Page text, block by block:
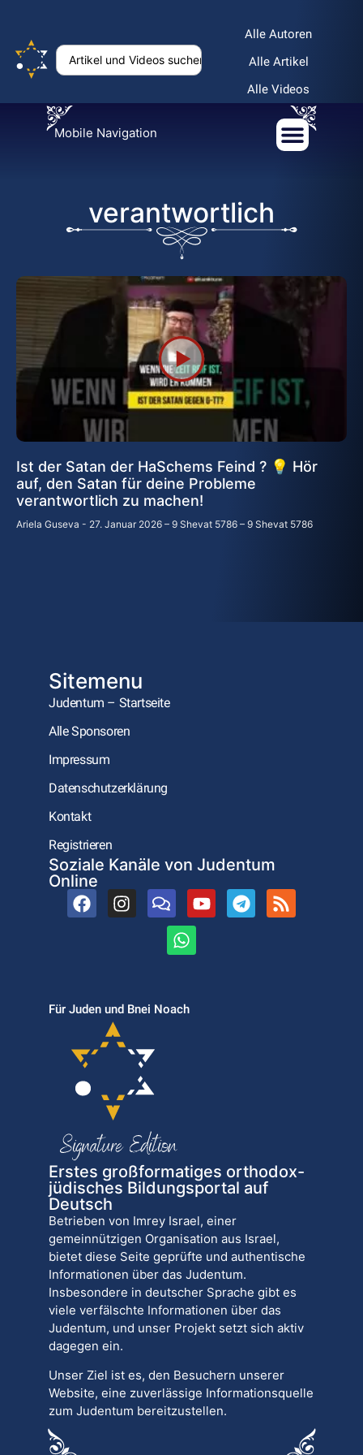
Alle Autoren
Alle Artikel
Alle Videos
Mobile Navigation
verantwortlich
Ist der Satan der HaSchems Feind ? 💡 Hör
auf, den Satan für deine Probleme
verantwortlich zu machen!
Ariela Guseva 27. Januar 2026 – 9 Shevat 5786 – 9 Shevat 5786
Sitemenu
Judentum – Startseite
Alle Sponsoren
Impressum
Datenschutzerklärung
Kontakt
Registrieren
Soziale Kanäle von Judentum
Online
Für Juden und Bnei Noach
Erstes großformatiges orthodox-
jüdisches Bildungsportal auf
Deutsch
Betrieben von Imrey Israel, einer
gemeinnützigen Organisation aus Israel,
bietet diese Seite geprüfte und authentische
Informationen über das Judentum.
Insbesondere in deutscher Sprache gibt es
viele verfälschte Informationen über das
Judentum, und unser Projekt setzt sich aktiv
dagegen ein.
Unser Ziel ist es, den Besuchern unserer
Website, eine zuverlässige Informationsquelle
zum Judentum bereitzustellen.